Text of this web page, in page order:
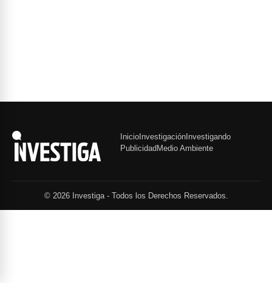
InicioInvestigaciónInvestigando
PublicidadMedio Ambiente
© 2026 Investiga - Todos los Derechos Reservados.